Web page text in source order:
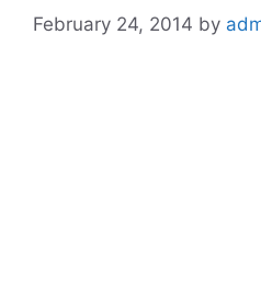
February 24, 2014 by